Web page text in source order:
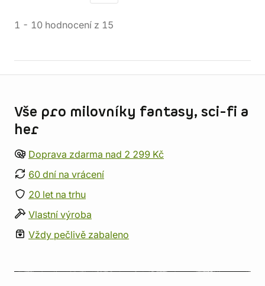
1 - 10 hodnocení z 15
Vše pro milovníky fantasy, sci-fi a
her
Doprava zdarma nad 2 299 Kč
60 dní na vrácení
20 let na trhu
Vlastní výroba
Vždy pečlivě zabaleno